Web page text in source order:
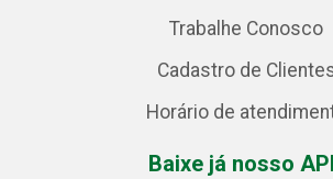
Trabalhe Conosco
Cadastro de
Horário de
Baixe já nosso